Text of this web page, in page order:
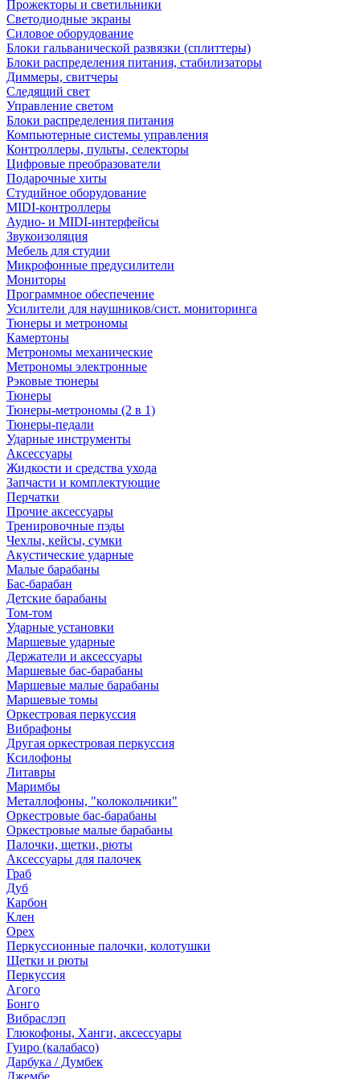
Прожекторы и светильники
Светодиодные экраны
Силовое оборудование
Блоки гальванической развязки (сплиттеры)
Блоки распределения питания, стабилизаторы
Диммеры, свитчеры
Следящий свет
Управление светом
Блоки распределения питания
Компьютерные системы управления
Контроллеры, пульты, селекторы
Цифровые преобразователи
Подарочные хиты
Студийное оборудование
MIDI-контроллеры
Аудио- и MIDI-интерфейсы
Звукоизоляция
Мебель для студии
Микрофонные предусилители
Мониторы
Программное обеспечение
Усилители для наушников/сист. мониторинга
Тюнеры и метрономы
Камертоны
Метрономы механические
Метрономы электронные
Рэковые тюнеры
Тюнеры
Тюнеры-метрономы (2 в 1)
Тюнеры-педали
Ударные инструменты
Аксессуары
Жидкости и средства ухода
Запчасти и комплектующие
Перчатки
Прочие аксессуары
Тренировочные пэды
Чехлы, кейсы, сумки
Акустические ударные
Mалые барабаны
Бас-барабан
Детские барабаны
Том-том
Ударные установки
Маршевые ударные
Держатели и аксессуары
Маршевые бас-барабаны
Маршевые малые барабаны
Маршевые томы
Оркестровая перкуссия
Вибрафоны
Другая оркестровая перкуссия
Ксилофоны
Литавры
Маримбы
Металлофоны, "колокольчики"
Оркестровые бас-барабаны
Оркестровые малые барабаны
Палочки, щетки, рюты
Аксессуары для палочек
Граб
Дуб
Карбон
Клен
Орех
Перкуссионные палочки, колотушки
Щетки и рюты
Перкуссия
Агого
Бонго
Вибраслэп
Глюкофоны, Ханги, аксессуары
Гуиро (калабасо)
Дарбука / Думбек
Джембе